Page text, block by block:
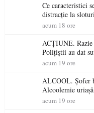
Ce caracteristici
distracție la
acum 18 ore
ACȚIUNE.
Polițiștii au dat
permis într-o
acum 19 ore
ALCOOL. Șofer
Alcoolemie
acum 19 ore